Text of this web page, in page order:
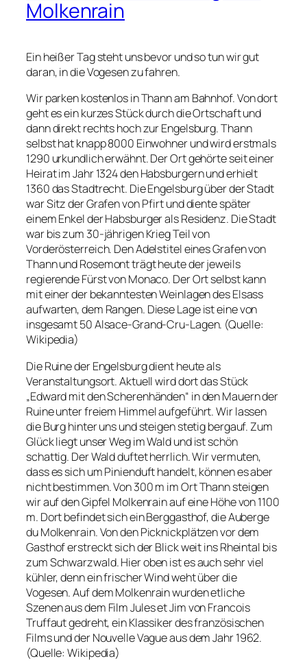
Molkenrain
Ein heißer Tag steht uns bevor und so tun wir gut
daran, in die Vogesen zu fahren.
Wir parken kostenlos in Thann am Bahnhof. Von dort
geht es ein kurzes Stück durch die Ortschaft und
dann direkt rechts hoch zur Engelsburg. Thann
selbst hat knapp 8000 Einwohner und wird erstmals
1290 urkundlich erwähnt. Der Ort gehörte seit einer
Heirat im Jahr 1324 den Habsburgern und erhielt
1360 das Stadtrecht. Die Engelsburg über der Stadt
war Sitz der Grafen von Pfirt und diente später
einem Enkel der Habsburger als Residenz. Die Stadt
war bis zum 30-jährigen Krieg Teil von
Vorderösterreich. Den Adelstitel eines Grafen von
Thann und Rosemont trägt heute der jeweils
regierende Fürst von Monaco. Der Ort selbst kann
mit einer der bekanntesten Weinlagen des Elsass
aufwarten, dem Rangen. Diese Lage ist eine von
insgesamt 50 Alsace-Grand-Cru-Lagen. (Quelle:
Wikipedia)
Die Ruine der Engelsburg dient heute als
Veranstaltungsort. Aktuell wird dort das Stück
„Edward mit den Scherenhänden“ in den Mauern der
Ruine unter freiem Himmel aufgeführt. Wir lassen
die Burg hinter uns und steigen stetig bergauf. Zum
Glück liegt unser Weg im Wald und ist schön
schattig. Der Wald duftet herrlich. Wir vermuten,
dass es sich um Pinienduft handelt, können es aber
nicht bestimmen. Von 300 m im Ort Thann steigen
wir auf den Gipfel Molkenrain auf eine Höhe von 1100
m. Dort befindet sich ein Berggasthof, die Auberge
du Molkenrain. Von den Picknickplätzen vor dem
Gasthof erstreckt sich der Blick weit ins Rheintal bis
zum Schwarzwald. Hier oben ist es auch sehr viel
kühler, denn ein frischer Wind weht über die
Vogesen. Auf dem Molkenrain wurden etliche
Szenen aus dem Film Jules et Jim von Francois
Truffaut gedreht, ein Klassiker des französischen
Films und der Nouvelle Vague aus dem Jahr 1962.
(Quelle: Wikipedia)